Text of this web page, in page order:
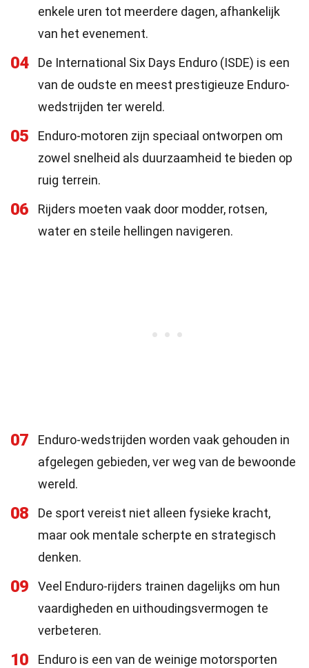
enkele uren tot meerdere dagen, afhankelijk
van het evenement.
04
De International Six Days Enduro (ISDE) is een
van de oudste en meest prestigieuze Enduro-
wedstrijden ter wereld.
05
Enduro-motoren zijn speciaal ontworpen om
zowel snelheid als duurzaamheid te bieden op
ruig terrein.
06
Rijders moeten vaak door modder, rotsen,
water en steile hellingen navigeren.
07
Enduro-wedstrijden worden vaak gehouden in
afgelegen gebieden, ver weg van de bewoonde
wereld.
08
De sport vereist niet alleen fysieke kracht,
maar ook mentale scherpte en strategisch
denken.
09
Veel Enduro-rijders trainen dagelijks om hun
vaardigheden en uithoudingsvermogen te
verbeteren.
10 Enduro is een van de weinige motorsporten